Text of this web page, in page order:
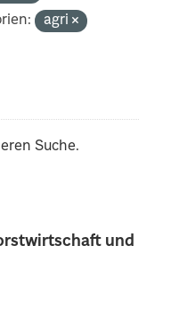
und
agri
Suche.